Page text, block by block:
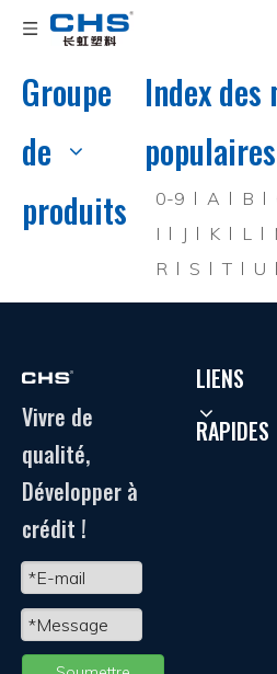
Groupe
de
produits
Index
populaires
0-9 A B
I
J K L
R
S T U
Vivre de
qualité,
Développer à
crédit !
LIENS
RAPIDES